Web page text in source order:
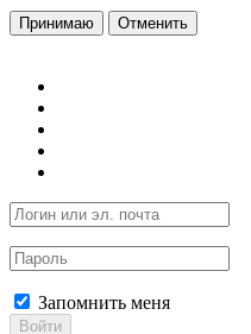
Принимаю Отменить
Запомнить меня
Войти